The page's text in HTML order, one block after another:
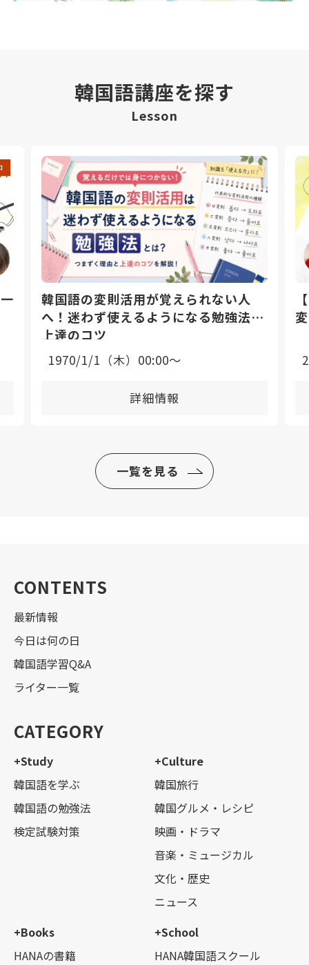
韓国語講座を探す
Lesson
韓国語の変則活用が覚えられない人
へ！迷わず使えるようになる勉強法と
上達のコツ
1970/1/1（木）00:00〜
詳細情報
一覧を見る
CONTENTS
最新情報
今日は何の日
韓国語学習Q&A
ライター一覧
CATEGORY
+Study
韓国語を学ぶ
韓国語の勉強法
検定試験対策
+Culture
韓国旅行
韓国グルメ・レシピ
映画・ドラマ
音楽・ミュージカル
文化・歴史
ニュース
+Books
HANAの書籍
+School
HANA韓国語スクール